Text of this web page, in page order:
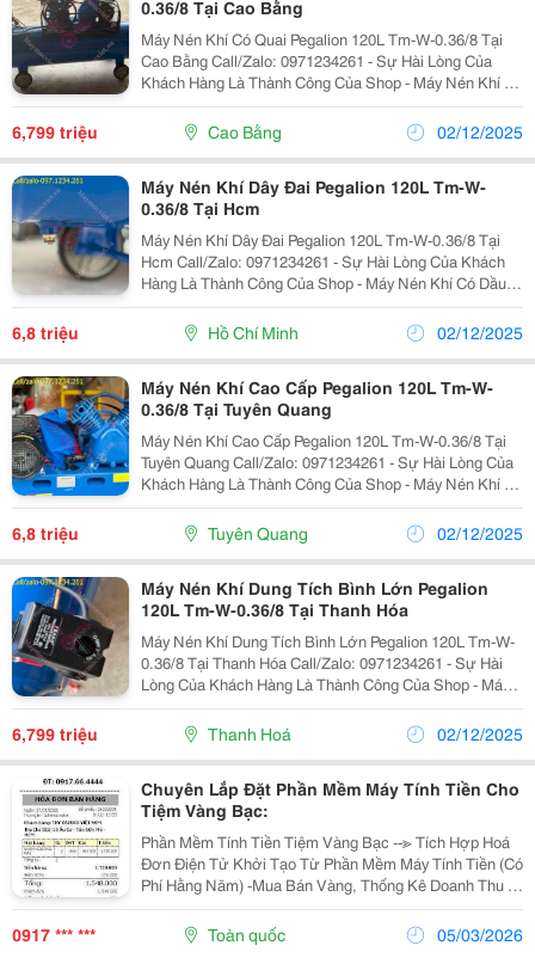
0.36/8 Tại Cao Bằng
Máy Nén Khí Có Quai Pegalion 120L Tm-W-0.36/8 Tại
Cao Bằng Call/Zalo: 0971234261 - Sự Hài Lòng Của
Khách Hàng Là Thành Công Của Shop - Máy Nén Khí Có
Dầu Pegalion 120L Tm-W-0.36/8 Phù Hợp Cho Các Đơn
Vị Sửa Chữa, Tiệm Rửa Xe, Cơ Sở Sản Xuất Vừa...
6,799 triệu Cao Bằng 02/12/2025
Máy Nén Khí Dây Đai Pegalion 120L Tm-W-
0.36/8 Tại Hcm
Máy Nén Khí Dây Đai Pegalion 120L Tm-W-0.36/8 Tại
Hcm Call/Zalo: 0971234261 - Sự Hài Lòng Của Khách
Hàng Là Thành Công Của Shop - Máy Nén Khí Có Dầu
Pegalion 120L Tm-W-0.36/8 Phù Hợp Cho Các Đơn Vị
Sửa Chữa, Tiệm Rửa Xe, Cơ Sở Sản Xuất Vừa Và...
6,8 triệu Hồ Chí Minh 02/12/2025
Máy Nén Khí Cao Cấp Pegalion 120L Tm-W-
0.36/8 Tại Tuyên Quang
Máy Nén Khí Cao Cấp Pegalion 120L Tm-W-0.36/8 Tại
Tuyên Quang Call/Zalo: 0971234261 - Sự Hài Lòng Của
Khách Hàng Là Thành Công Của Shop - Máy Nén Khí Có
Dầu Pegalion 120L Tm-W-0.36/8 Phù Hợp Cho Các Đơn
Vị Sửa Chữa, Tiệm Rửa Xe, Cơ Sở Sản Xuất...
6,8 triệu Tuyên Quang 02/12/2025
Máy Nén Khí Dung Tích Bình Lớn Pegalion
120L Tm-W-0.36/8 Tại Thanh Hóa
Máy Nén Khí Dung Tích Bình Lớn Pegalion 120L Tm-W-
0.36/8 Tại Thanh Hóa Call/Zalo: 0971234261 - Sự Hài
Lòng Của Khách Hàng Là Thành Công Của Shop - Máy
Nén Khí Có Dầu Pegalion 120L Tm-W-0.36/8 Phù Hợp
Cho Các Đơn Vị Sửa Chữa, Tiệm Rửa Xe, Cơ Sở...
6,799 triệu Thanh Hoá 02/12/2025
Chuyên Lắp Đặt Phần Mềm Máy Tính Tiền Cho
Tiệm Vàng Bạc:
Phần Mềm Tính Tiền Tiệm Vàng Bạc --≫ Tích Hợp Hoá
Đơn Điện Tử Khởi Tạo Từ Phần Mềm Máy Tính Tiền (Có
Phí Hằng Năm) -Mua Bán Vàng, Thống Kê Doanh Thu -
Tiếp Nhận Sữa Chữa -Tiếp Nhận Đặt Hàng Gia Công -
Tích Hợp Cầm Đồ - Quản Lý Hàng Hoá...
0917 *** *** Toàn quốc 05/03/2026